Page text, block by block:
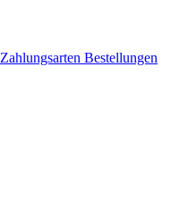
Zahlungsarten Bestellungen